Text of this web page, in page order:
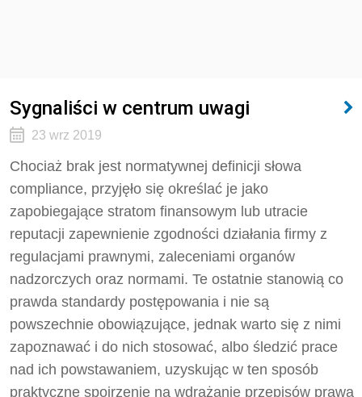
Sygnaliści w centrum uwagi
23 wrz 2019
Chociaż brak jest normatywnej definicji słowa
compliance, przyjęło się określać je jako
zapobiegające stratom finansowym lub utracie
reputacji zapewnienie zgodności działania firmy z
regulacjami prawnymi, zaleceniami organów
nadzorczych oraz normami. Te ostatnie stanowią co
prawda standardy postępowania i nie są
powszechnie obowiązujące, jednak warto się z nimi
zapoznawać i do nich stosować, albo śledzić prace
nad ich powstawaniem, uzyskując w ten sposób
praktyczne spojrzenie na wdrażanie przepisów prawa